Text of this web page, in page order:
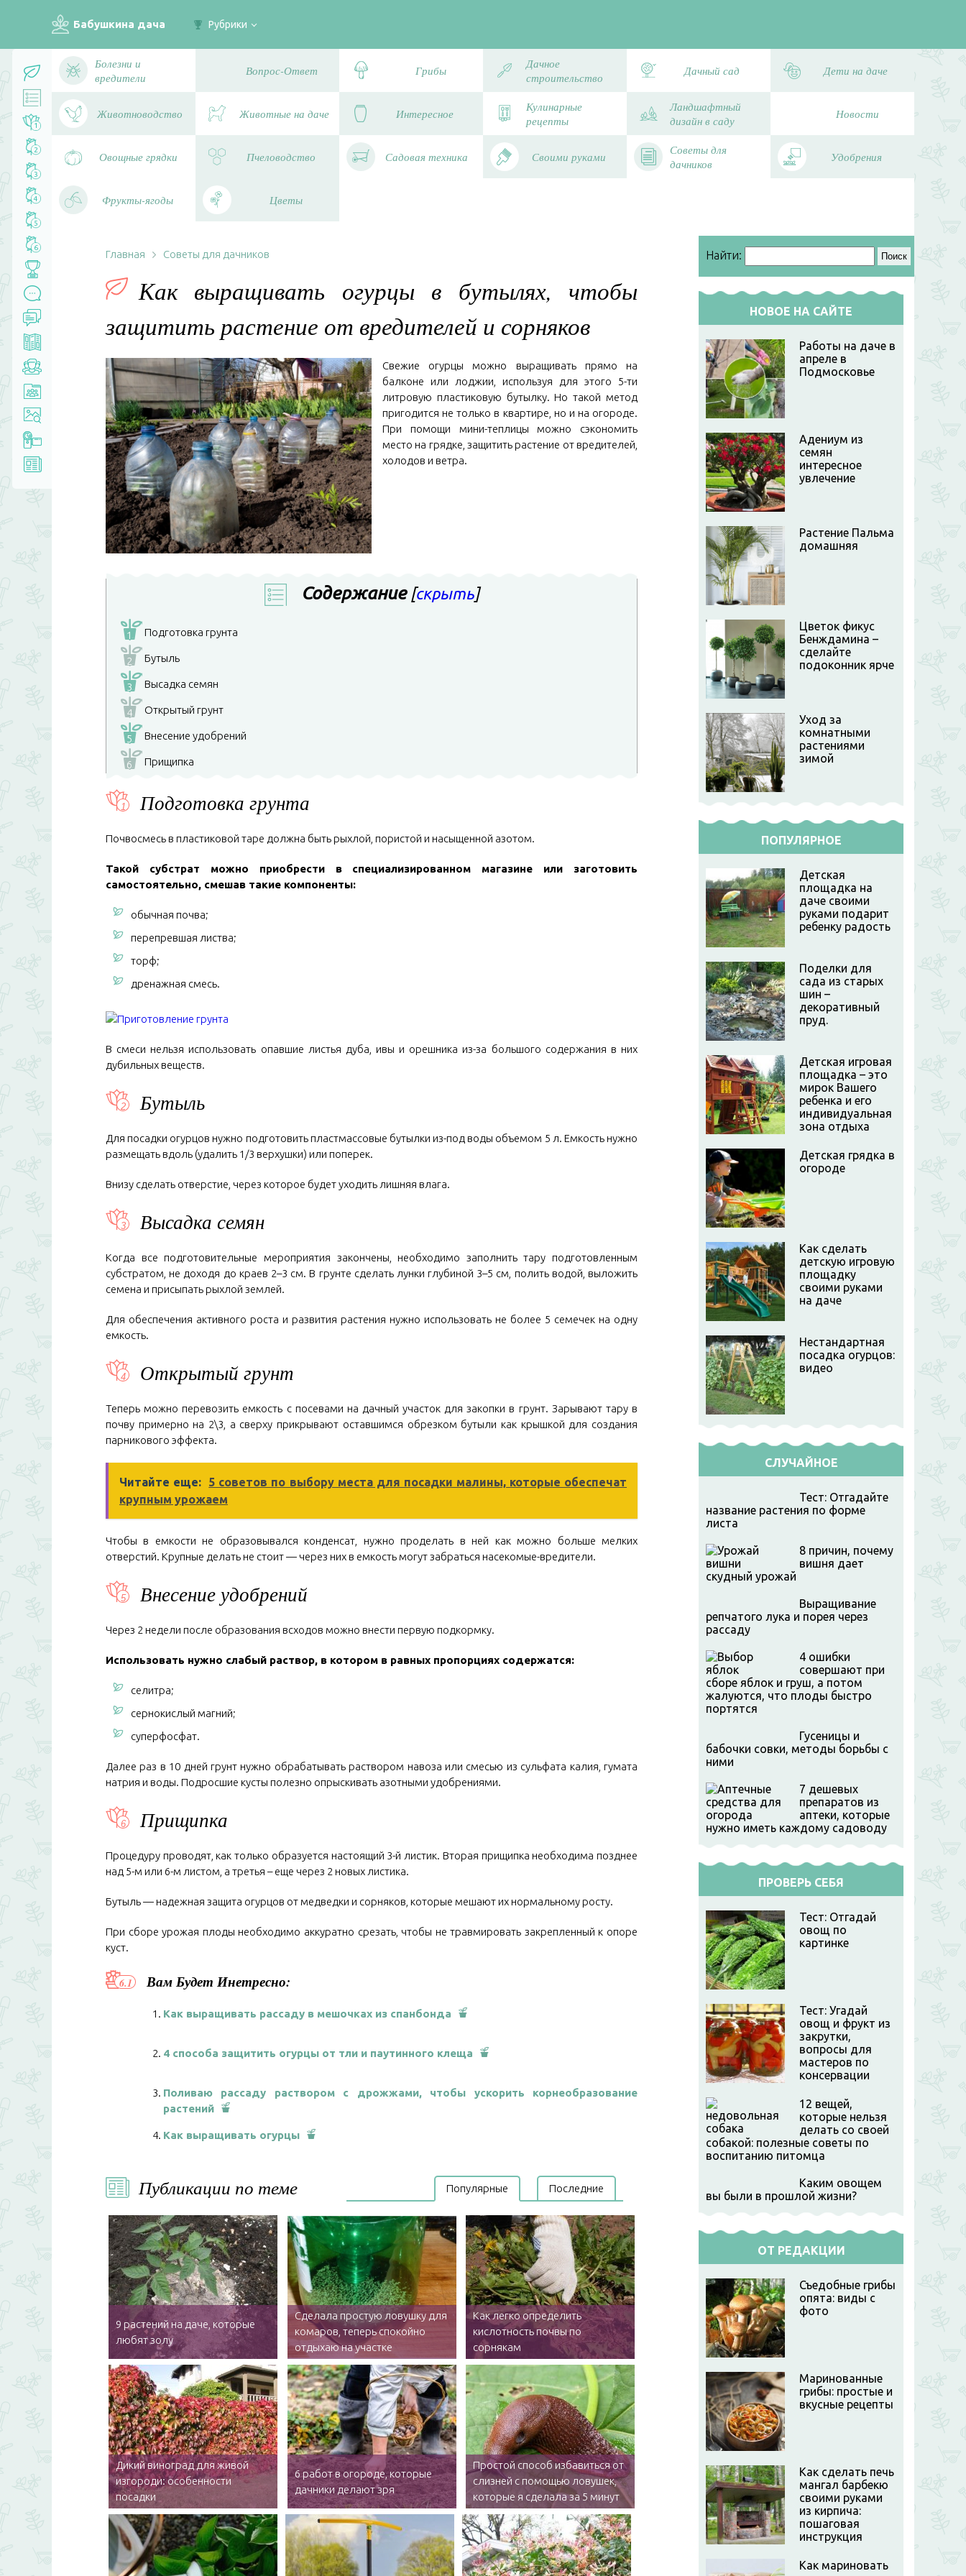
Бабушкина дача Рубрики
1
2
3
4
5
6
Болезни и
вредители
Вопрос-Ответ Грибы
Дачное
строительство
Дачный сад Дети на даче
Животноводство Животные на даче Интересное
Кулинарные
рецепты
Ландшафтный
дизайн в саду
Новости
Овощные грядки Пчеловодство Садовая техника Своими руками
Советы для
дачников
Удобрения
Фрукты-ягоды Цветы
Главная Советы для дачников
Как выращивать огурцы в бутылях, чтобы
защитить растение от вредителей и сорняков
Свежие огурцы можно выращивать прямо на
балконе или лоджии, используя для этого 5-ти
литровую пластиковую бутылку. Но такой метод
пригодится не только в квартире, но и на огороде.
При помощи мини-теплицы можно сэкономить
место на грядке, защитить растение от вредителей,
холодов и ветра.
Содержание [скрыть]
1 Подготовка грунта
2 Бутыль
3 Высадка семян
4 Открытый грунт
5 Внесение удобрений
6 Прищипка
Подготовка грунта
Почвосмесь в пластиковой таре должна быть рыхлой, пористой и насыщенной азотом.
Такой субстрат можно приобрести в специализированном магазине или заготовить
самостоятельно, смешав такие компоненты:
обычная почва;
перепревшая листва;
торф;
дренажная смесь.
В смеси нельзя использовать опавшие листья дуба, ивы и орешника из-за большого содержания в них
дубильных веществ.
Бутыль
Для посадки огурцов нужно подготовить пластмассовые бутылки из-под воды объемом 5 л. Емкость нужно
размещать вдоль (удалить 1/3 верхушки) или поперек.
Внизу сделать отверстие, через которое будет уходить лишняя влага.
Высадка семян
Когда все подготовительные мероприятия закончены, необходимо заполнить тару подготовленным
субстратом, не доходя до краев 2–3 см. В грунте сделать лунки глубиной 3–5 см, полить водой, выложить
семена и присыпать рыхлой землей.
Для обеспечения активного роста и развития растения нужно использовать не более 5 семечек на одну
емкость.
Открытый грунт
Теперь можно перевозить емкость с посевами на дачный участок для закопки в грунт. Зарывают тару в
почву примерно на 2\3, а сверху прикрывают оставшимся обрезком бутыли как крышкой для создания
парникового эффекта.
Читайте еще:
5 советов по выбору места для посадки малины, которые обеспечат
крупным урожаем
Чтобы в емкости не образовывался конденсат, нужно проделать в ней как можно больше мелких
отверстий. Крупные делать не стоит — через них в емкость могут забраться насекомые-вредители.
Внесение удобрений
Через 2 недели после образования всходов можно внести первую подкормку.
Использовать нужно слабый раствор, в котором в равных пропорциях содержатся:
селитра;
сернокислый магний;
суперфосфат.
Далее раз в 10 дней грунт нужно обрабатывать раствором навоза или смесью из сульфата калия, гумата
натрия и воды. Подросшие кусты полезно опрыскивать азотными удобрениями.
Прищипка
Процедуру проводят, как только образуется настоящий 3-й листик. Вторая прищипка необходима позднее
над 5-м или 6-м листом, а третья – еще через 2 новых листика.
Бутыль — надежная защита огурцов от медведки и сорняков, которые мешают их нормальному росту.
При сборе урожая плоды необходимо аккуратно срезать, чтобы не травмировать закрепленный к опоре
куст.
Вам Будет Инетресно:
Как выращивать рассаду в мешочках из спанбонда
4 способа защитить огурцы от тли и паутинного клеща
Поливаю рассаду раствором с дрожжами, чтобы ускорить корнеобразование
растений
Как выращивать огурцы
Публикации по теме Популярные Последние
9 растений на даче, которые
любят золу
Сделала простую ловушку для
комаров, теперь спокойно
отдыхаю на участке
Как легко определить
кислотность почвы по
сорнякам
Дикий виноград для живой
изгороди: особенности
посадки
6 работ в огороде, которые
дачники делают зря
Простой способ избавиться от
слизней с помощью ловушек,
которые я сделала за 5 минут
Найти:
НОВОЕ НА САЙТЕ
Работы на даче в
апреле в
Подмосковье
Адениум из
семян
интересное
увлечение
Растение Пальма
домашняя
Цветок фикус
Бенждамина –
сделайте
подоконник ярче
Уход за
комнатными
растениями
зимой
ПОПУЛЯРНОЕ
Детская
площадка на
даче своими
руками подарит
ребенку радость
Поделки для
сада из старых
шин –
декоративный
пруд.
Детская игровая
площадка – это
мирок Вашего
ребенка и его
индивидуальная
зона отдыха
Детская грядка в
огороде
Как сделать
детскую игровую
площадку
своими руками
на даче
Нестандартная
посадка огурцов:
видео
СЛУЧАЙНОЕ
Тест: Отгадайте
название растения по форме
листа
8 причин, почему
вишня дает
скудный урожай
Выращивание
репчатого лука и порея через
рассаду
4 ошибки
совершают при
сборе яблок и груш, а потом
жалуются, что плоды быстро
портятся
Гусеницы и
бабочки совки, методы борьбы с
ними
7 дешевых
препаратов из
аптеки, которые
нужно иметь каждому садоводу
ПРОВЕРЬ СЕБЯ
Тест: Отгадай
овощ по
картинке
Тест: Угадай
овощ и фрукт из
закрутки,
вопросы для
мастеров по
консервации
12 вещей,
которые нельзя
делать со своей
собакой: полезные советы по
воспитанию питомца
Каким овощем
вы были в прошлой жизни?
ОТ РЕДАКЦИИ
Съедобные грибы
опята: виды с
фото
Маринованные
грибы: простые и
вкусные рецепты
Как сделать печь
мангал барбекю
своими руками
из кирпича:
пошаговая
инструкция
Как мариновать